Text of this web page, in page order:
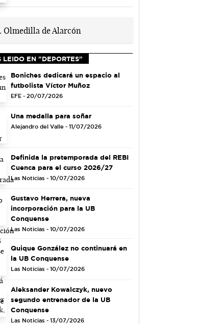
LEIDO EN "DEPORTES"
Boniches dedicará un espacio al
futbolista Víctor Muñoz
EFE - 20/07/2026
Una medalla para soñar
Alejandro del Valle - 11/07/2026
Definida la pretemporada del REBI
Cuenca para el curso 2026/27
Las Noticias - 10/07/2026
Gustavo Herrera, nueva
incorporación para la UB
Conquense
Las Noticias - 10/07/2026
Quique González no continuará en
la UB Conquense
Las Noticias - 10/07/2026
Aleksander Kowalczyk, nuevo
segundo entrenador de la UB
Conquense
Las Noticias - 13/07/2026